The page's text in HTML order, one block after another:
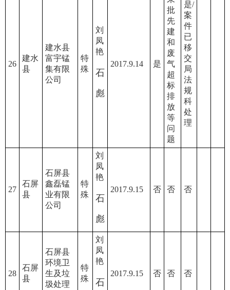
26
建水
县
建水县
富宇锰
集有限
公司
特
殊
刘
凤
艳
石
彪
2017.9.14 是
批
先
建
和
废
气
超
标
排
放
等
问
题
是/
案
件
已
移
交
局
法
规
科
处
理
27
石屏
县
石屏县
鑫磊锰
业有限
公司
特
殊
刘
凤
艳
石
彪
2017.9.15 否 否 否
28
石屏
县
石屏县
环境卫
生及垃
圾处理
特
殊
刘
凤
艳
石
2017.9.15 否 否 否